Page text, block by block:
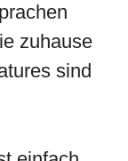
zuhause
sind